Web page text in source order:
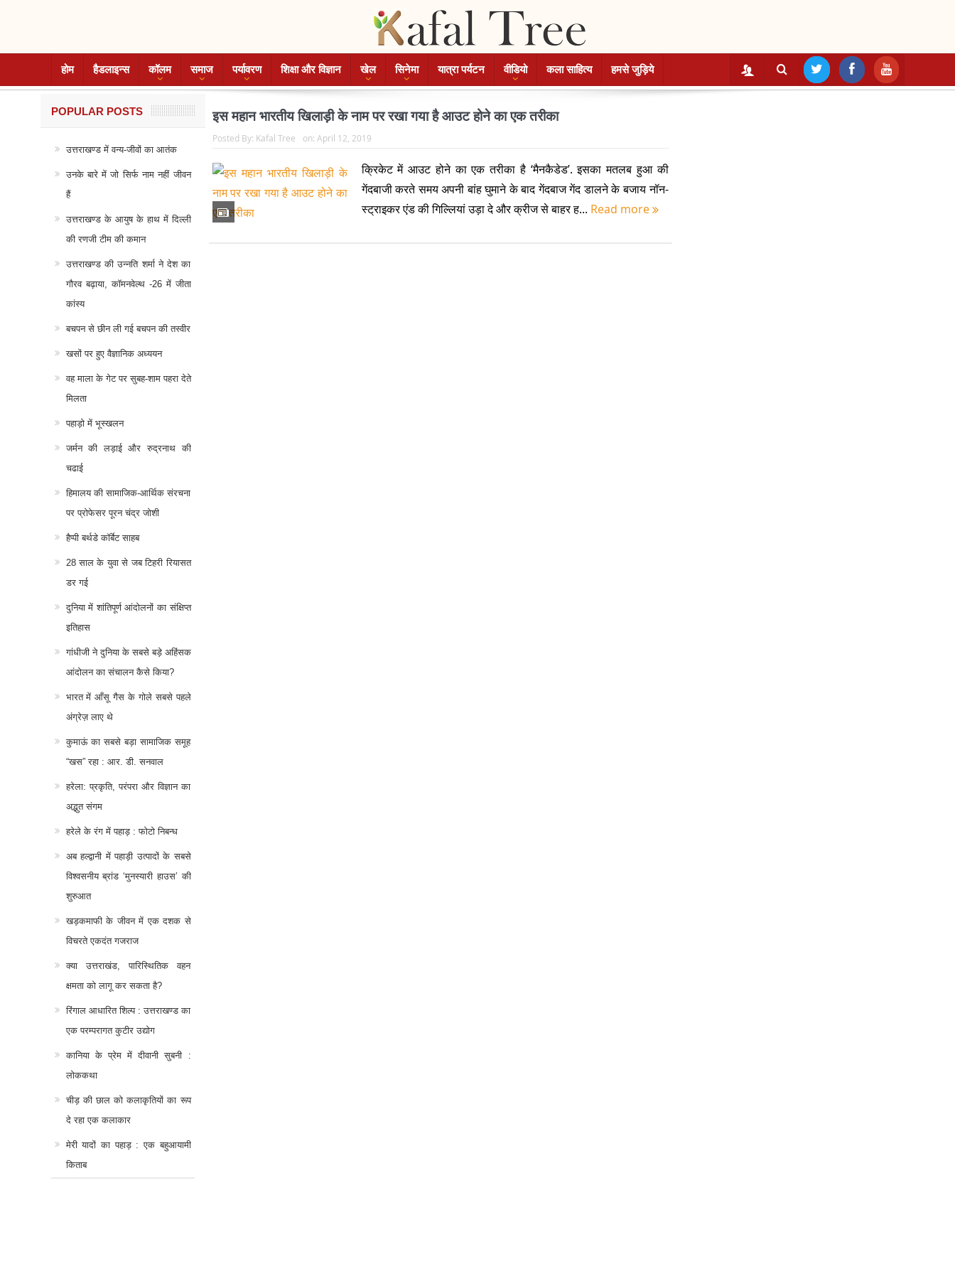
होम हैडलाइन्स कॉलम समाज पर्यावरण शिक्षा और विज्ञान खेल सिनेमा यात्रा पर्यटन वीडियो कला साहित्य हमसे जुड़िये
इस महान भारतीय खिलाड़ी के नाम पर रखा गया है आउट होने का एक तरीका
Posted By: Kafal Tree on: April 12, 2019
क्रिकेट में आउट होने का एक तरीका है ‘मैनकैडेड’. इसका मतलब हुआ की
गेंदबाजी करते समय अपनी बांह घुमाने के बाद गेंदबाज गेंद डालने के बजाय नॉन-
स्ट्राइकर एंड की गिल्लियां उड़ा दे और क्रीज से बाहर ह... Read more
POPULAR POSTS
उत्तराखण्ड में वन्य-जीवों का आतंक
उनके बारे में जो सिर्फ नाम नहीं जीवन
हैं
उत्तराखण्ड के आयुष के हाथ में दिल्ली
की रणजी टीम की कमान
उत्तराखण्ड की उन्नति शर्मा ने देश का
गौरव बढ़ाया, कॉमनवेल्थ -26 में जीता
कांस्य
बचपन से छीन ली गई बचपन की तस्वीर
खसों पर हुए वैज्ञानिक अध्ययन
वह माला के गेट पर सुबह-शाम पहरा देते
मिलता
पहाड़ो में भूस्खलन
जर्मन की लड़ाई और रुद्रनाथ की
चढाई
हिमालय की सामाजिक-आर्थिक संरचना
पर प्रोफेसर पूरन चंद्र जोशी
हैप्पी बर्थडे कॉर्बेट साहब
28 साल के युवा से जब टिहरी रियासत
डर गई
दुनिया में शांतिपूर्ण आंदोलनों का संक्षिप्त
इतिहास
गांधीजी ने दुनिया के सबसे बड़े अहिंसक
आंदोलन का संचालन कैसे किया?
भारत में आँसू गैस के गोले सबसे पहले
अंग्रेज़ लाए थे
कुमाऊं का सबसे बड़ा सामाजिक समूह
“खस” रहा : आर. डी. सनवाल
हरेला: प्रकृति, परंपरा और विज्ञान का
अद्भुत संगम
हरेले के रंग में पहाड़ : फोटो निबन्ध
अब हल्द्वानी में पहाड़ी उत्पादों के सबसे
विश्वसनीय ब्रांड ‘मुनस्यारी हाउस’ की
शुरुआत
खड़कमाफी के जीवन में एक दशक से
विचरते एकदंत गजराज
क्या उत्तराखंड, पारिस्थितिक वहन
क्षमता को लागू कर सकता है?
रिंगाल आधारित शिल्प : उत्तराखण्ड का
एक परम्परागत कुटीर उद्योग
कानिया के प्रेम में दीवानी सुबनी :
लोककथा
चीड़ की छाल को कलाकृतियों का रूप
दे रहा एक कलाकार
मेरी यादों का पहाड़ : एक बहुआयामी
किताब